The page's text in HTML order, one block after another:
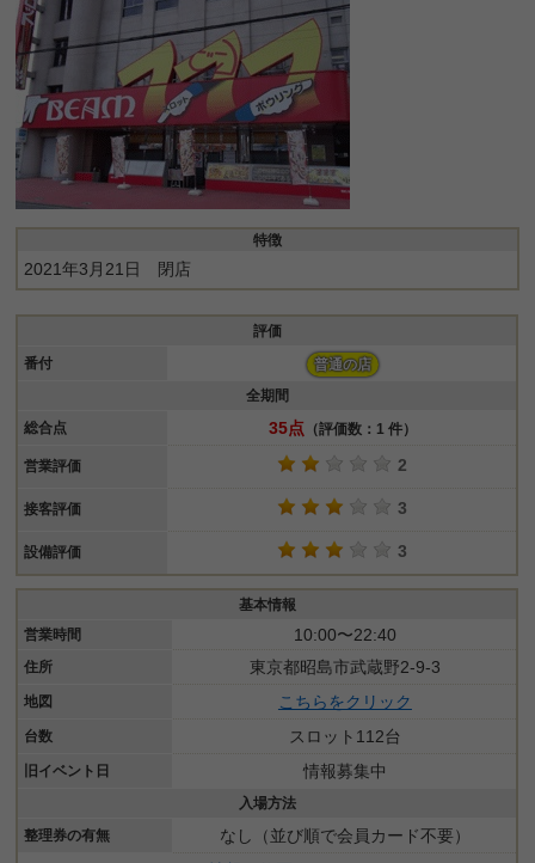
特徴
2021年3月21日 閉店
評価
番付
普通の店
全期間
総合点
35点 （評価数：1 件）
営業評価 2
接客評価 3
設備評価 3
基本情報
営業時間
10:00〜22:40
住所 東京都昭島市武蔵野2-9-3
地図 こちらをクリック
台数 スロット112台
旧イベント日 情報募集中
入場方法
整理券の有無
なし（並び順で会員カード不要）